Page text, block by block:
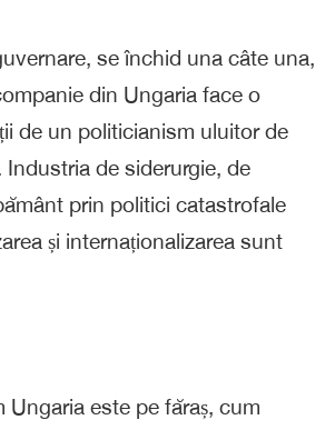
se închid una câte una,
din Ungaria face o
de un politicianism uluitor de
de siderurgie, de
prin politici catastrofale
și internaționalizarea sunt
este pe făraș, cum